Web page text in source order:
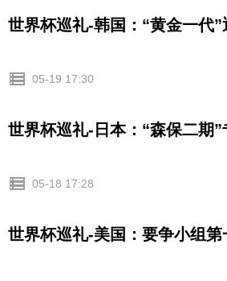
世界杯巡礼-韩国：“黄金一代
05-19 17:30
世界杯巡礼-日本：“森保二期
05-18 17:28
世界杯巡礼-美国：要争小组